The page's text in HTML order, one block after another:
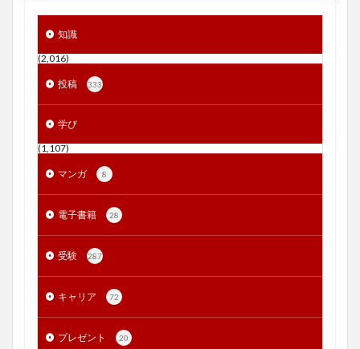
知識
(2,016)
投稿 333
学び
(1,107)
マンガ 8
電子書籍 28
受験 287
キャリア 72
プレゼント 20